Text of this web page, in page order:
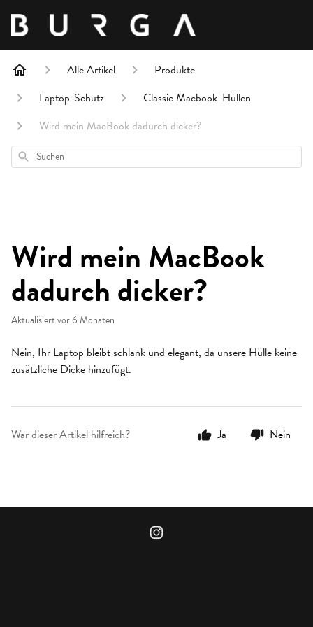
Alle Artikel
Produkte
Laptop-Schutz
Classic Macbook-Hüllen
Wird mein MacBook dadurch dicker?
Suchen
Wird mein MacBook
dadurch dicker?
Aktualisiertvor 6 Monaten
Nein, Ihr Laptop bleibt schlank und elegant, da unsere Hülle keine
zusätzliche Dicke hinzufügt.
War dieser Artikel hilfreich? Ja Nein